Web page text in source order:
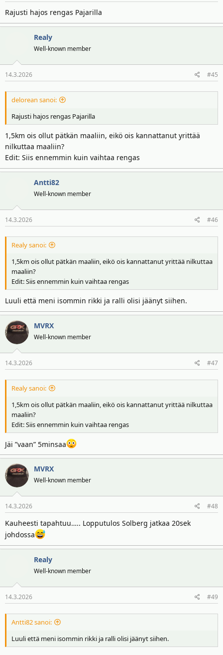
Rajusti hajos rengas Pajarilla
Realy
Well-known member
14.3.2026 #45
delorean sanoi:
Rajusti hajos rengas Pajarilla
1,5km ois ollut pätkän maaliin, eikö ois kannattanut yrittää
nilkuttaa maaliin?
Edit: Siis ennemmin kuin vaihtaa rengas
Antti82
Well-known member
14.3.2026 #46
Realy sanoi:
1,5km ois ollut pätkän maaliin, eikö ois kannattanut yrittää nilkuttaa
maaliin?
Edit: Siis ennemmin kuin vaihtaa rengas
Luuli että meni isommin rikki ja ralli olisi jäänyt siihen.
MVRX
Well-known member
14.3.2026 #47
Realy sanoi:
1,5km ois ollut pätkän maaliin, eikö ois kannattanut yrittää nilkuttaa
maaliin?
Edit: Siis ennemmin kuin vaihtaa rengas
Jäi ”vaan” 5minsaa
MVRX
Well-known member
14.3.2026 #48
Kauheesti tapahtuu….. Lopputulos Solberg jatkaa 20sek
johdossa
Realy
Well-known member
14.3.2026 #49
Antti82 sanoi:
Luuli että meni isommin rikki ja ralli olisi jäänyt siihen.